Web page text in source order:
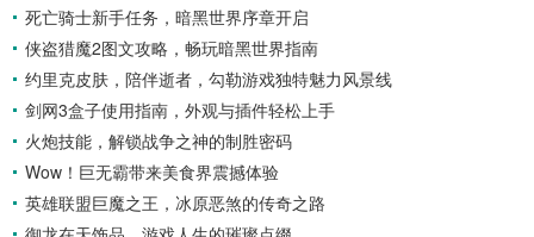
色的视力和反应能力,更需要大量的训练来培养对球...
死亡骑士新手任务，暗黑世界序章开启
侠盗猎魔2图文攻略，畅玩暗黑世界指南
约里克皮肤，陪伴逝者，勾勒游戏独特魅力风景线
剑网3盒子使用指南，外观与插件轻松上手
火炮技能，解锁战争之神的制胜密码
Wow！巨无霸带来美食界震撼体验
英雄联盟巨魔之王，冰原恶煞的传奇之路